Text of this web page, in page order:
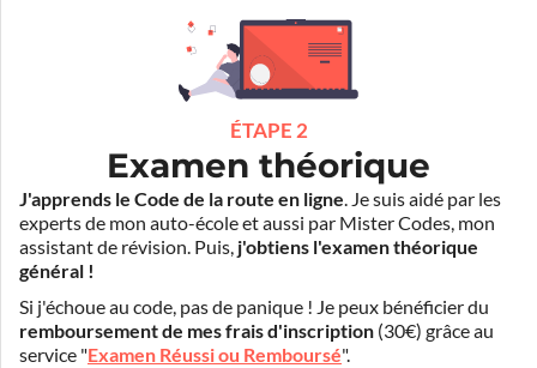
ÉTAPE 2
Examen théorique
J'apprends le Code de la route en ligne. Je suis aidé par les
experts de mon auto-école et aussi par Mister Codes, mon
assistant de révision. Puis, j'obtiens l'examen théorique
général !
Si j'échoue au code, pas de panique ! Je peux bénéficier du
remboursement de mes frais d'inscription (30€) grâce au
service "Examen Réussi ou Remboursé".